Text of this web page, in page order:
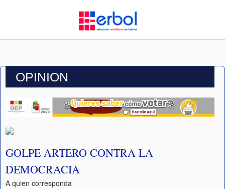
OPINION
GOLPE ARTERO CONTRA LA
DEMOCRACIA
A quien corresponda